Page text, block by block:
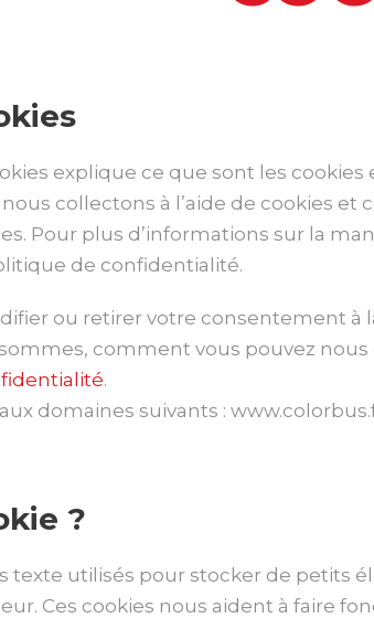
explique ce que sont les
collectons à l’aide de cookies
Pour plus d’informations sur la
de confidentialité.
ou retirer votre consentement à
comment vous pouvez
.
domaines suivants :
?
texte utilisés pour stocker de petits
Ces cookies nous aident à faire